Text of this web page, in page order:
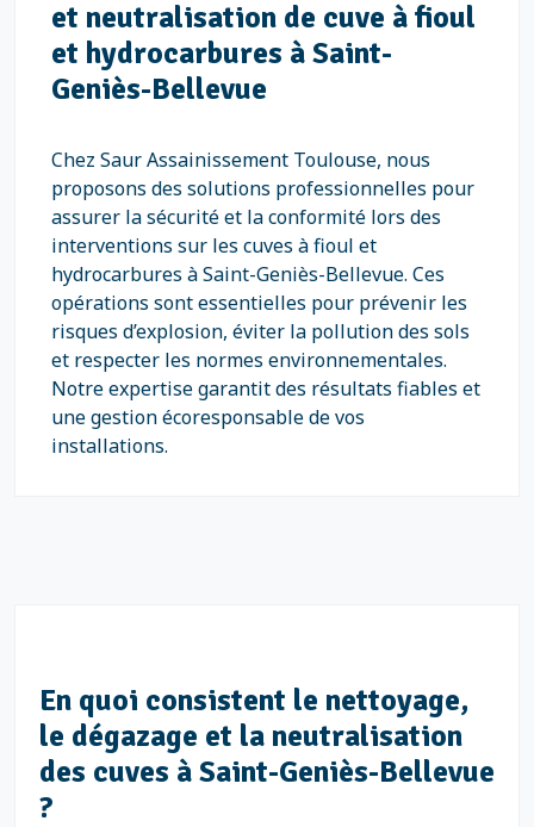
et neutralisation de cuve à fioul
et hydrocarbures à Saint-
Geniès-Bellevue
Chez Saur Assainissement Toulouse, nous
proposons des solutions professionnelles pour
assurer la sécurité et la conformité lors des
interventions sur les cuves à fioul et
hydrocarbures à Saint-Geniès-Bellevue. Ces
opérations sont essentielles pour prévenir les
risques d’explosion, éviter la pollution des sols
et respecter les normes environnementales.
Notre expertise garantit des résultats fiables et
une gestion écoresponsable de vos
installations.
En quoi consistent le nettoyage,
le dégazage et la neutralisation
des cuves à Saint-Geniès-Bellevue
?